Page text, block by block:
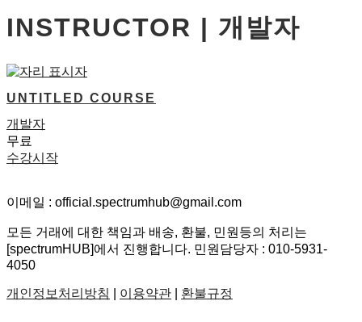
INSTRUCTOR | 개발자
UNTITLED COURSE
개발자
무료
수강시작
이메일 : official.spectrumhub@gmail.com
모든 거래에 대한 책임과 배송, 환불, 민원등의 처리는
[spectrumHUB]에서 진행합니다. 민원담당자 : 010-5931-
4050
개인정보처리방침 이용약관 환불규정